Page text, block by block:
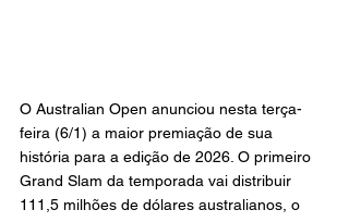
O Australian Open anunciou nesta terça-
feira (6/1) a maior premiação de sua
história para a edição de 2026. O primeiro
Grand Slam da temporada vai distribuir
111,5 milhões de dólares australianos, o